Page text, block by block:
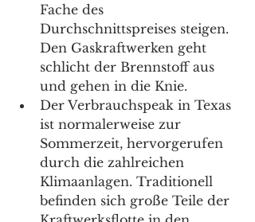
Fache des
Durchschnittspreises steigen.
Den Gaskraftwerken geht
schlicht der Brennstoff aus
und gehen in die Knie.
Der Verbrauchspeak in Texas
ist normalerweise zur
Sommerzeit, hervorgerufen
durch die zahlreichen
Klimaanlagen. Traditionell
befinden sich große Teile der